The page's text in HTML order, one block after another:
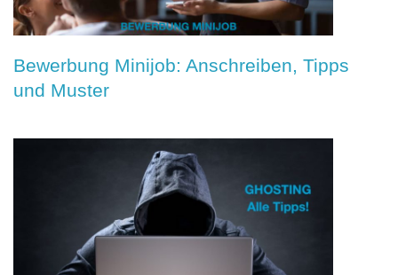
Bewerbung Minijob: Anschreiben, Tipps
und Muster